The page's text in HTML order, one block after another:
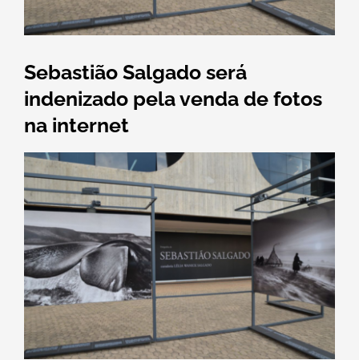
Sebastião Salgado será
indenizado pela venda de fotos
na internet